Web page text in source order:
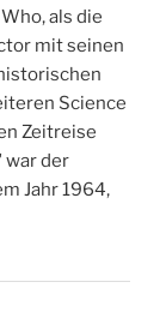
als die
mit seinen
Science
Zeitreise
war der
Jahr 1964,